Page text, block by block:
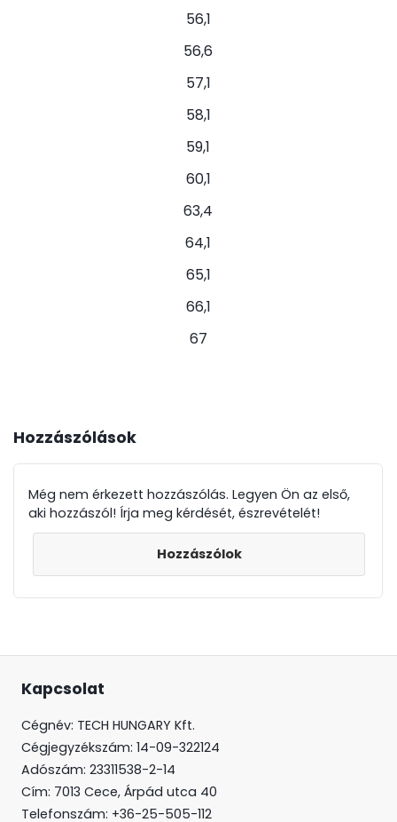
56,1
56,6
57,1
58,1
59,1
60,1
63,4
64,1
65,1
66,1
67
Hozzászólások
Még nem érkezett hozzászólás. Legyen Ön az első,
aki hozzászól! Írja meg kérdését, észrevételét!
Hozzászólok
Kapcsolat
Cégnév: TECH HUNGARY Kft.
Cégjegyzékszám: 14-09-322124
Adószám: 23311538-2-14
Cím: 7013 Cece, Árpád utca 40
Telefonszám: +36-25-505-112